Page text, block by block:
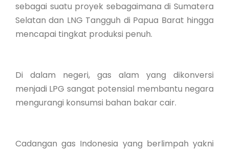
sebagai suatu proyek sebagaimana di Sumatera
Selatan dan LNG Tangguh di Papua Barat hingga
mencapai tingkat produksi penuh.
Di dalam negeri, gas alam yang dikonversi
menjadi LPG sangat potensial membantu negara
mengurangi konsumsi bahan bakar cair.
Cadangan gas Indonesia yang berlimpah yakni